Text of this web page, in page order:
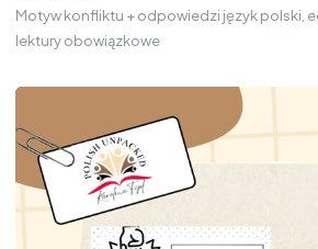
Motyw konfliktu + odpowiedzi język polski,
lektury obowiązkowe